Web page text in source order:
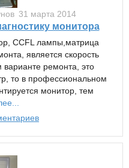
31 марта 2014
монитора
CCFL лампы,матрица
является скорость
ремонта, это
то в профессиональном
монитор, тем